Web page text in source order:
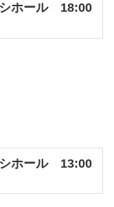
シホール 18:00
シホール 13:00